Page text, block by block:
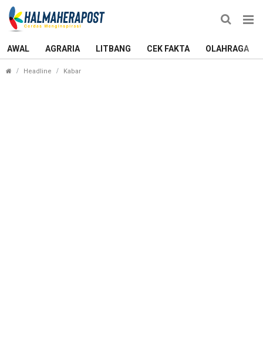
AWAL AGRARIA LITBANG CEK FAKTA OLAHRAGA
Headline Kabar